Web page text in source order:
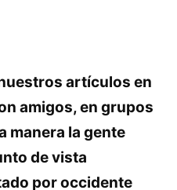
artículos en
amigos, en grupos
manera la gente
de vista
por occidente